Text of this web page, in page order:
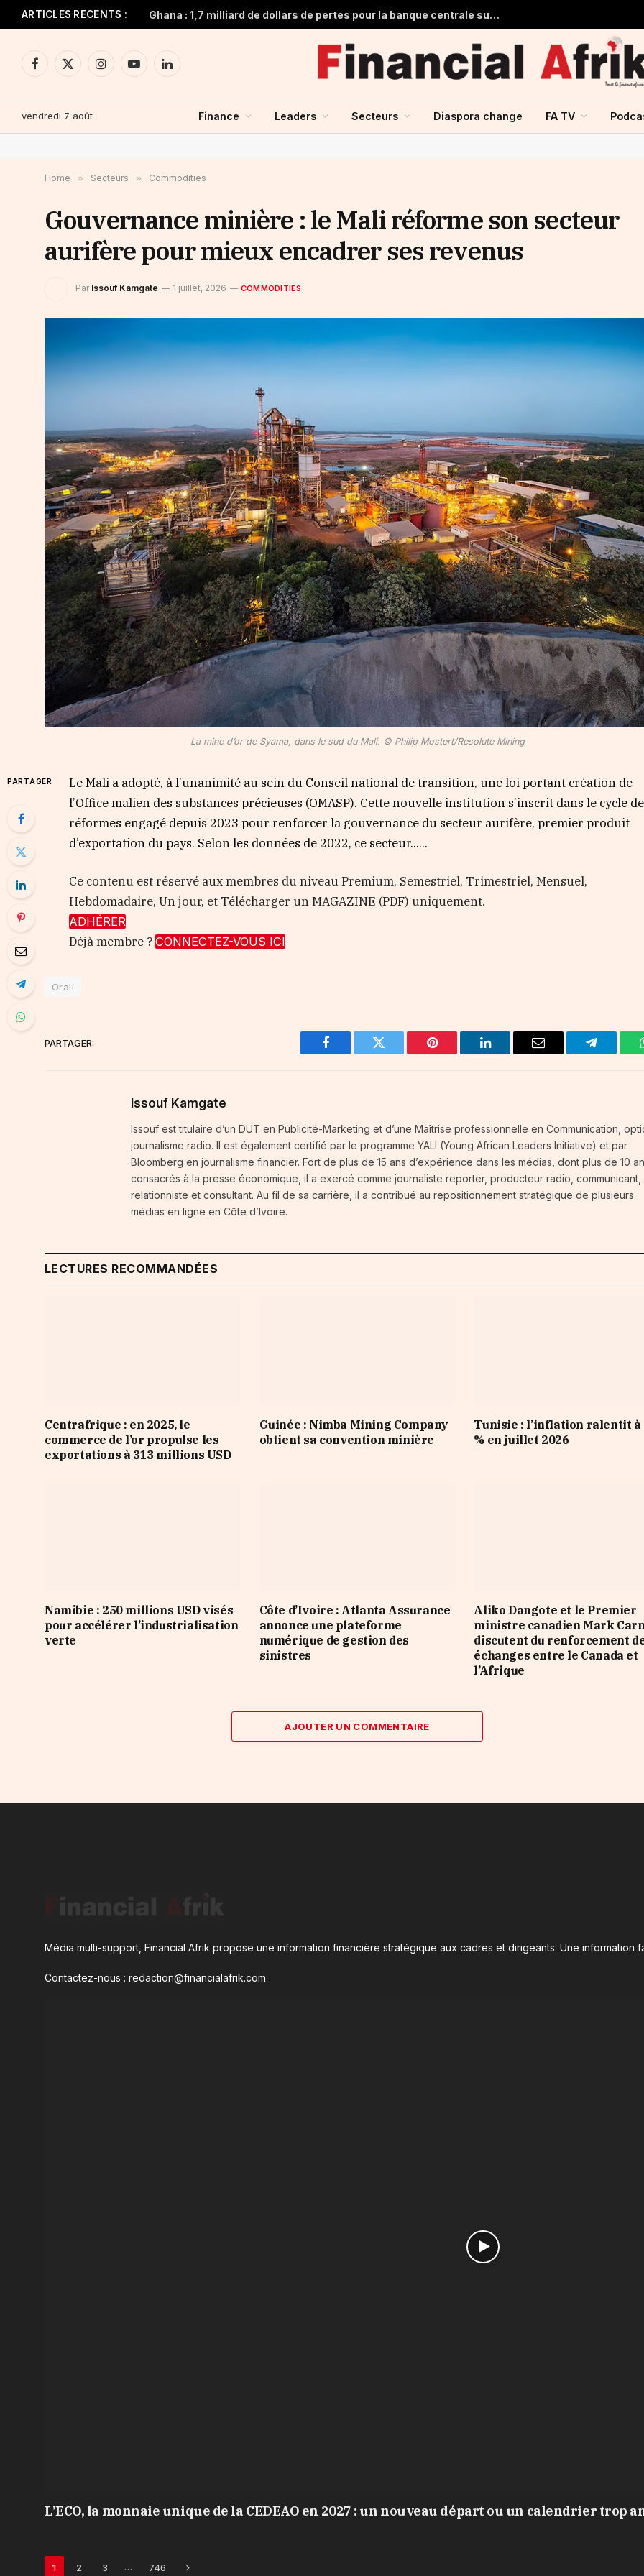
ARTICLES RECENTS : Ghana : 1,7 milliard de dollars de pertes pour la banque centrale sur ses achats d’or en 2025
Facebook
X
InstagramYouTubeLinkedIn
vendredi 7 août Finance Leaders Secteurs Diaspora change FA TV
Home » Secteurs » Commodities
Gouvernance minière : le Mali réforme son secteur
aurifère pour mieux encadrer ses revenus
Par Issouf Kamgate 1 juillet, 2026 COMMODITIES
La mine d’or de Syama, dans le sud du Mali. © Philip Mostert/Resolute Mining
PARTAGER
Le Mali a adopté, à l’unanimité au sein du Conseil national de transition, une loi portant création de
l’Office malien des substances précieuses (OMASP). Cette nouvelle institution s’inscrit dans le cycle de
réformes engagé depuis 2023 pour renforcer la gouvernance du secteur aurifère, premier produit
d’exportation du pays. Selon les données de 2022, ce secteur…...
Ce contenu est réservé aux membres du niveau Premium, Semestriel, Trimestriel, Mensuel,
Hebdomadaire, Un jour, et Télécharger un MAGAZINE (PDF) uniquement.
ADHÉRER
Déjà membre ?CONNECTEZ-VOUS ICI
Orali
PARTAGER:
Facebook Twitter Pinterest LinkedIn Email Telegram
Issouf Kamgate
Issouf est titulaire d’un DUT en Publicité-Marketing et d’une Maîtrise professionnelle en Communication,
journalisme radio. Il est également certifié par le programme YALI (Young African Leaders Initiative) et par
Bloomberg en journalisme financier. Fort de plus de 15 ans d’expérience dans les médias, dont plus de 10
consacrés à la presse économique, il a exercé comme journaliste reporter, producteur radio, communicant,
relationniste et consultant. Au fil de sa carrière, il a contribué au repositionnement stratégique de plusieurs
médias en ligne en Côte d’Ivoire.
LECTURES RECOMMANDÉES
Centrafrique : en 2025, le
commerce de l’or propulse les
exportations à 313 millions USD
Guinée : Nimba Mining Company
obtient sa convention minière
Tunisie : l’inflation ralentit à
% en juillet 2026
Namibie : 250 millions USD visés
pour accélérer l’industrialisation
verte
Côte d’Ivoire : Atlanta Assurance
annonce une plateforme
numérique de gestion des
sinistres
Aliko Dangote et le Premier
ministre canadien Mark
discutent du renforcement
échanges entre le Canada et
l’Afrique
AJOUTER UN COMMENTAIRE
Média multi-support, Financial Afrik propose une information financière stratégique aux cadres et dirigeants. Une information
Contactez-nous : redaction@financialafrik.com
L’ECO, la monnaie unique de la CEDEAO en 2027 : un nouveau départ ou un calendrier trop
1 2 3 … 746 Next